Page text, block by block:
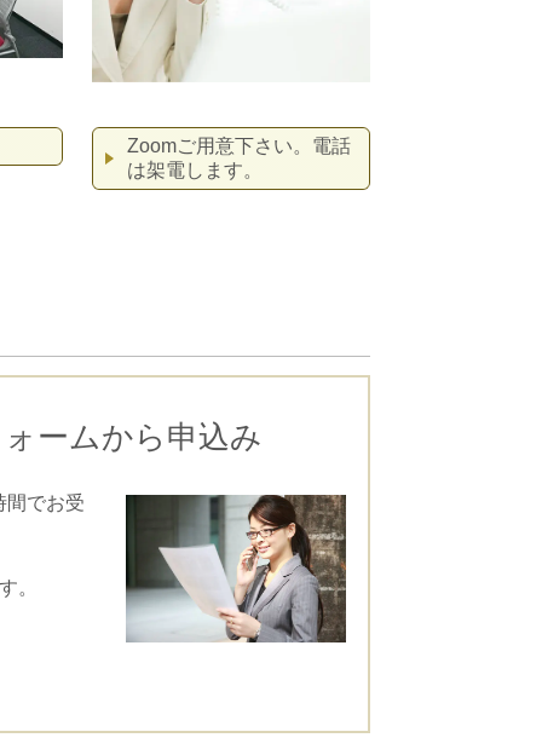
Zoomご用意下さい。電話
は架電します。
ームから申込み
間でお受
。